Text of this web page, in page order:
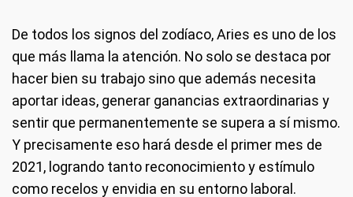
De todos los signos del zodíaco, Aries es uno de los
que más llama la atención. No solo se destaca por
hacer bien su trabajo sino que además necesita
aportar ideas, generar ganancias extraordinarias y
sentir que permanentemente se supera a sí mismo.
Y precisamente eso hará desde el primer mes de
2021, logrando tanto reconocimiento y estímulo
como recelos y envidia en su entorno laboral.